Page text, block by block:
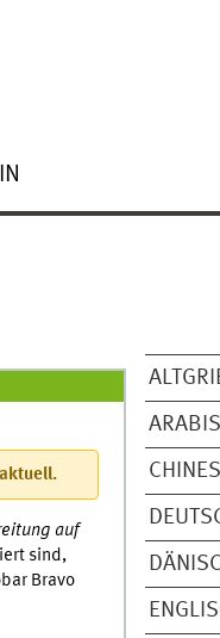
auf
sind,
Bravo